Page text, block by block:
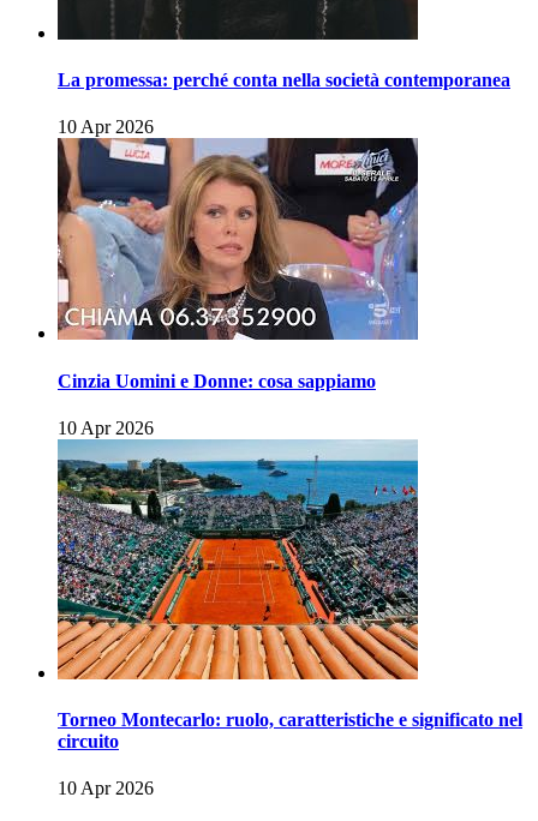
La promessa: perché conta nella società contemporanea
10 Apr 2026
Cinzia Uomini e Donne: cosa sappiamo
10 Apr 2026
Torneo Montecarlo: ruolo, caratteristiche e significato nel
circuito
10 Apr 2026